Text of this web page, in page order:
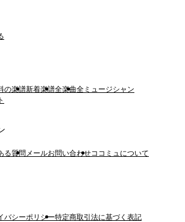
の楽譜新着楽譜全楽曲全ミュージシャン
る質問 メールお問い合わせココミュについて
バシーポリシー特定商取引法に基づく表記